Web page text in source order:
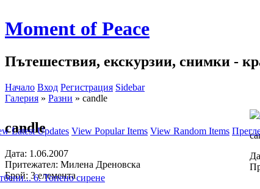
Moment of Peace
Пътешествия, екскурзии, снимки -
Начало Вход Регистрация Sidebar
Галерия » Разни » candle
candle
Дата: 1.06.2007
Притежател: Милена Дреновска
Брой: 3 елемента
Latest Updates View Popular Items View Random Items
6. Топено сирене